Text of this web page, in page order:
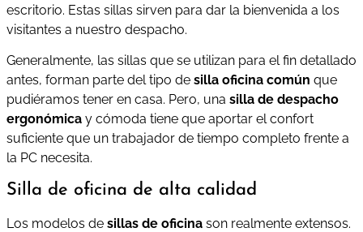
escritorio. Estas sillas sirven para dar la bienvenida a los
visitantes a nuestro despacho.
Generalmente, las sillas que se utilizan para el fin detallado
antes, forman parte del tipo de silla oficina común que
pudiéramos tener en casa. Pero, una silla de despacho
ergonómica y cómoda tiene que aportar el confort
suficiente que un trabajador de tiempo completo frente a
la PC necesita.
Silla de oficina de alta calidad
Los modelos de sillas de oficina son realmente extensos.